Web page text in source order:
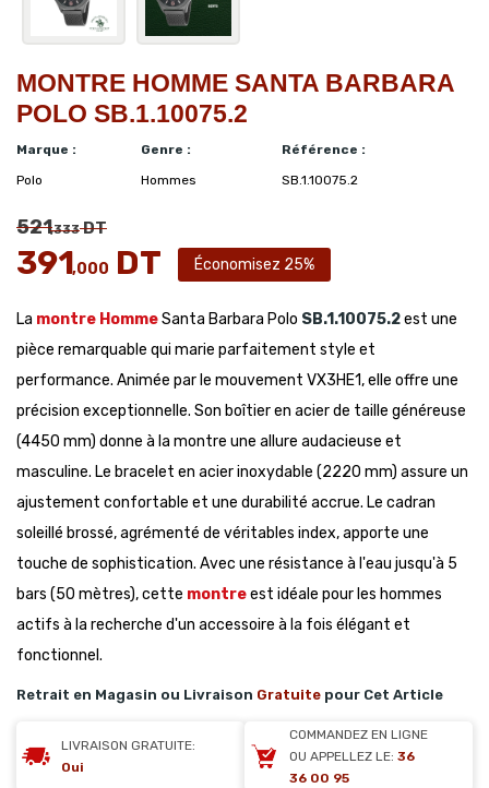
MONTRE HOMME SANTA BARBARA
POLO SB.1.10075.2
Marque :
Polo
Genre :
Hommes
Référence :
SB.1.10075.2
521,333DT
391,000 DT Économisez 25%
La montre HommeSanta Barbara Polo SB.1.10075.2est une
pièce remarquable qui marie parfaitement style et
performance. Animée par le mouvement VX3HE1, elle offre une
précision exceptionnelle. Son boîtier en acier de taille généreuse
(4450 mm) donne à la montre une allure audacieuse et
masculine. Le bracelet en acier inoxydable (2220 mm) assure un
ajustement confortable et une durabilité accrue. Le cadran
soleillé brossé, agrémenté de véritables index, apporte une
touche de sophistication. Avec une résistance à l'eau jusqu'à 5
bars (50 mètres), cette montreest idéale pour les hommes
actifs à la recherche d'un accessoire à la fois élégant et
fonctionnel.
Retrait en Magasin ou Livraison Gratuite pour Cet Article
LIVRAISON GRATUITE:
Oui
COMMANDEZ EN LIGNE
OU APPELLEZ LE: 36
36 00 95